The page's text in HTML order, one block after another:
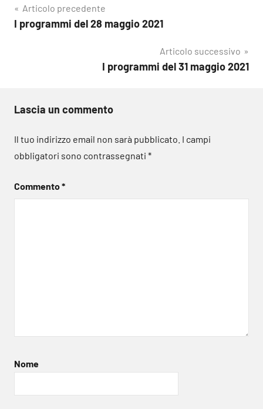
Navigazione
articoli
Articolo precedente
I programmi del 28 maggio 2021
Articolo successivo
I programmi del 31 maggio 2021
Lascia un commento
Il tuo indirizzo email non sarà pubblicato. I campi
obbligatori sono contrassegnati *
Commento*
Nome